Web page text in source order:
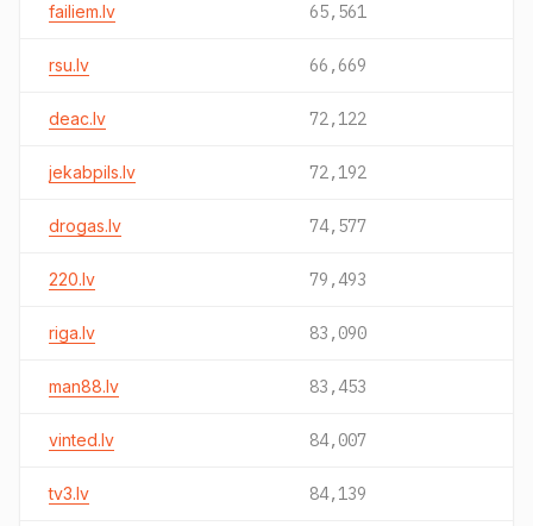
failiem.lv 65,561
rsu.lv 66,669
deac.lv 72,122
jekabpils.lv 72,192
drogas.lv 74,577
220.lv 79,493
riga.lv 83,090
man88.lv 83,453
vinted.lv 84,007
tv3.lv 84,139